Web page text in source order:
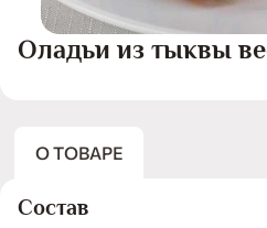
Оладьи из тыквы
О ТОВАРЕ
Состав